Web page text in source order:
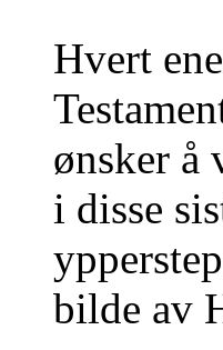
Hvert
ønsker å
i disse
bilde av